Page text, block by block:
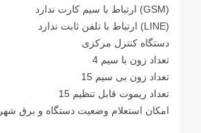
(GSM) ارتباط با سیم کارت ندارد
(LINE) ارتباط با تلفن ثابت ندارد
دستگاه کنترل مرکزی
تعداد زون با سیم 4
تعداد زون بی سیم 15
تعداد ریموت قابل تنظیم 15
امکان استعلام وضعیت دستگاه و برق شهر